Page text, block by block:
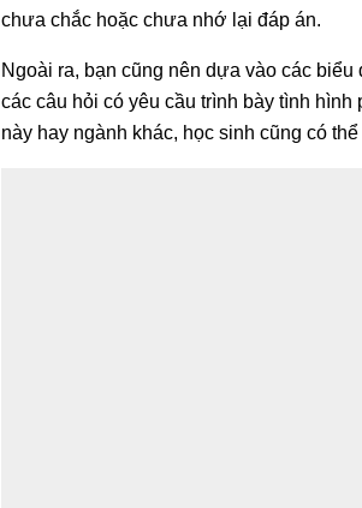
chưa chắc hoặc chưa nhớ lại đáp án.
Ngoài ra, bạn cũng nên dựa vào các
các câu hỏi có yêu cầu trình bày tình
này hay ngành khác, học sinh cũng có